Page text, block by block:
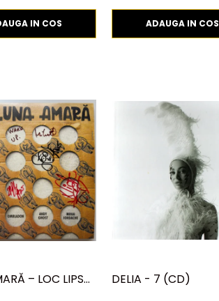
IN COS ADAUGA IN COS
– LOC LIPSĂ
DELIA - 7 (CD)